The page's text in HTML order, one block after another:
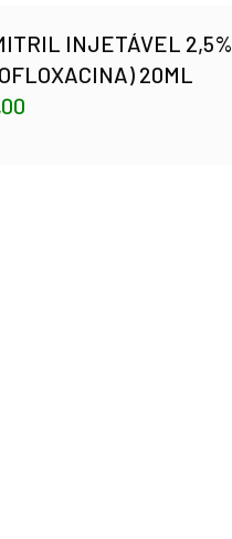
INJETÁVEL 2,5%
20ML